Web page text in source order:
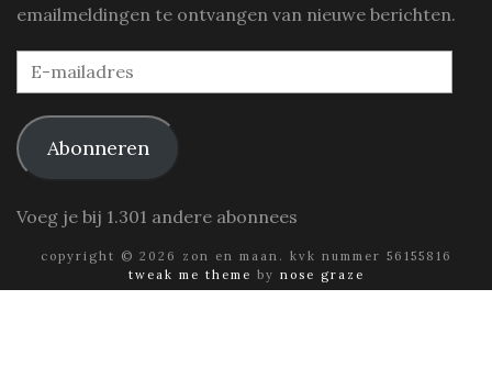
emailmeldingen te ontvangen van nieuwe berichten.
E-
mailadres
Abonneren
Voeg je bij 1.301 andere abonnees
copyright © 2026 zon en maan. kvk nummer 56155816
tweak me theme by nose graze